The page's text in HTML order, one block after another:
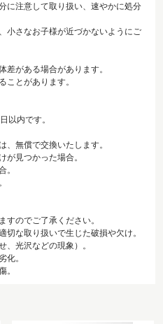
に注意して取り扱い、速やかに処分
小さなお子様が近づかないようにご
差がある場合があります。
ことがあります。
以内です。
、無償で交換いたします。
が見つかった場合。
。
すのでご了承ください。
切な取り扱いで生じた破損や欠け。
、光沢などの現象）。
化。
。